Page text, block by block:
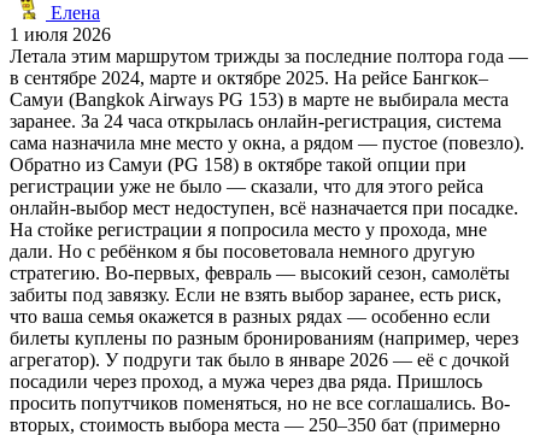
Елена
1 июля 2026
Летала этим маршрутом трижды за последние полтора года —
в сентябре 2024, марте и октябре 2025. На рейсе Бангкок–
Самуи (Bangkok Airways PG 153) в марте не выбирала места
заранее. За 24 часа открылась онлайн-регистрация, система
сама назначила мне место у окна, а рядом — пустое (повезло).
Обратно из Самуи (PG 158) в октябре такой опции при
регистрации уже не было — сказали, что для этого рейса
онлайн-выбор мест недоступен, всё назначается при посадке.
На стойке регистрации я попросила место у прохода, мне
дали. Но с ребёнком я бы посоветовала немного другую
стратегию. Во-первых, февраль — высокий сезон, самолёты
забиты под завязку. Если не взять выбор заранее, есть риск,
что ваша семья окажется в разных рядах — особенно если
билеты куплены по разным бронированиям (например, через
агрегатор). У подруги так было в январе 2026 — её с дочкой
посадили через проход, а мужа через два ряда. Пришлось
просить попутчиков поменяться, но не все соглашались. Во-
вторых, стоимость выбора места — 250–350 бат (примерно